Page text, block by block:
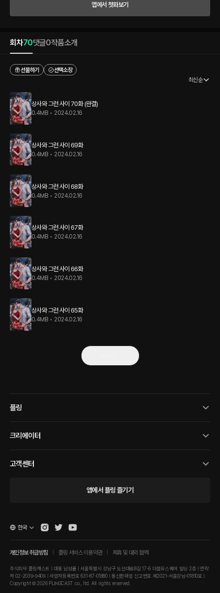
소리가 바로 귀 옆에서 들렸다. 나도 모르게 숨이 오르락내리락하는 찰나. “그럼, 오늘 야
근 좀 하지.” 그의 눅눅한 음성이 내 귓전을 때렸다.
앱에서 첫화보기
회차70댓글0작품소개
선물하기
선택소장
최신순
상사와 그런 사이 70화 (완결)
0.4MB • 2024.02.16
상사와 그런 사이 69화
0.4MB • 2024.02.16
상사와 그런 사이 68화
0.4MB • 2024.02.16
상사와 그런 사이 67화
0.4MB • 2024.02.16
상사와 그런 사이 66화
0.4MB • 2024.02.16
상사와 그런 사이 65화
0.4MB • 2024.02.16
플링
크리에이터
고객센터
앱에서 플링 즐기기
개인정보 취급방침 플링 서비스 이용약관 제휴 및 대외 협력
주식회사 플링캐스트 | 대표 남성률 | 서울특별시 강남구 도산대로8길 17-6 더블유스퀘어 빌딩 2층 | 연락
처 02-2039-9409 | 사업자등록번호 631-87-01880 | 통신판매업 신고번호 제2021-서울강남-01810호 |
Copyright © 2026 PLINGCAST co., ltd. All rights reserved.
한국